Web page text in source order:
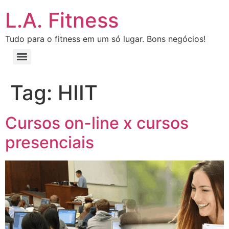
L.A. Fitness
Tudo para o fitness em um só lugar. Bons negócios!
Tag: HIIT
Cursos on-line x cursos
presenciais